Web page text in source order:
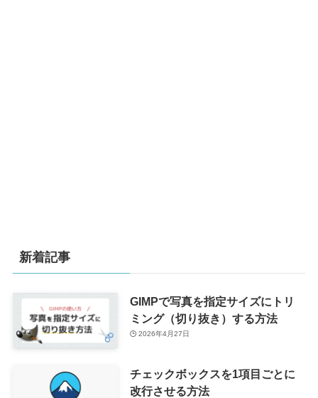
新着記事
GIMPで写真を指定サイズにトリ
ミング（切り抜き）する方法
2026年4月27日
チェックボックスを1項目ごとに
改行させる方法